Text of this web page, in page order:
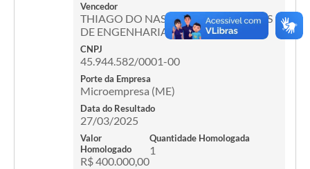
Vencedor
THIAGO DO NASCIMENTO PROJETOS
DE ENGENHARIA.
CNPJ
45.944.582/0001-00
Porte da Empresa
Microempresa (ME)
Data do Resultado
27/03/2025
Valor
Homologado
R$ 400.000,00
Quantidade Homologada
1